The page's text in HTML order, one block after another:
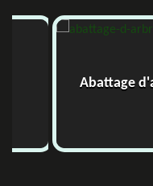
Abattage